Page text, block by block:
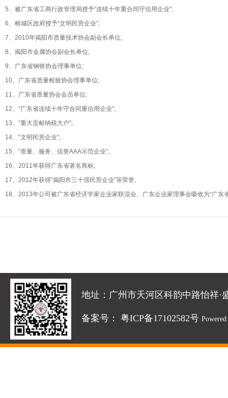
5、被广东省工商行政管理局授予“连续十年重合同守信用企业”;
6、榕城区政府授予“文明民营企业”;
7、2010年揭阳市质量技术协会副会长单位;
8、揭阳市金属协会副会长单位;
9、广东省钢铁协会理事单位;
10、广东省质量检验协会理事单位;
11、广东省质量协会会员单位;
12、“广东省连续十年守合同重信用企业”;
13、“重大贡献纳税大户”;
14、“文明民营企业”;
15、“质量、服务、信誉AAA示范企业”;
16、2011年获得广东省著名商标;
17、2012年获得“揭阳市三十强民营企业”等荣誉;
18、2013年公司被广东省经济学家企业家联谊会、广东企业家理事会吸收为“广
地址：广州市天河区科韵中路怡祥·
备案号： 粤ICP备17102582号